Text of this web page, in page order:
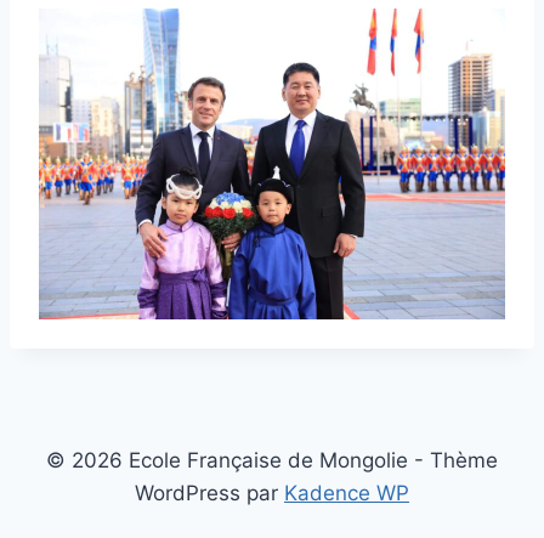
© 2026 Ecole Française de Mongolie - Thème
WordPress par Kadence WP